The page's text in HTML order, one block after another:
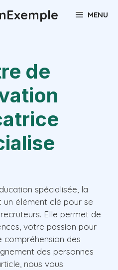
MENU
de
spécialisée, la
élément clé pour se
Elle permet de
votre passion pour
des
des personnes
nous vous